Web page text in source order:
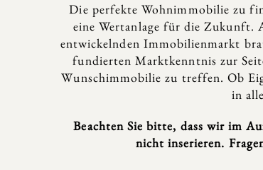
Die perfekte Wohnimmobilie zu
eine Wertanlage für die Zukunft.
entwickelnden Immobilienmarkt
fundierten Marktkenntnis zur
Wunschimmobilie zu treffen. Ob
in
Beachten Sie bitte, dass wir im
nicht inserieren.